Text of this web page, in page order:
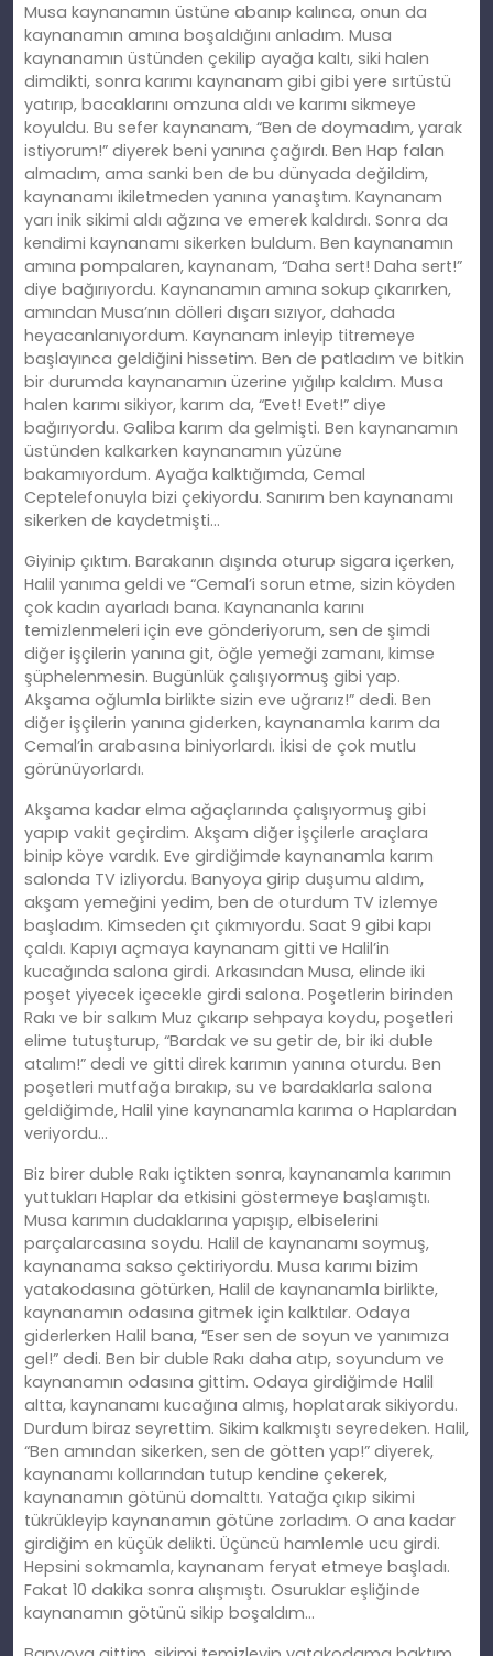
Musa kaynanamın üstüne abanıp kalınca, onun da
kaynanamın amına boşaldığını anladım. Musa
kaynanamın üstünden çekilip ayağa kaltı, siki halen
dimdikti, sonra karımı kaynanam gibi gibi yere sırtüstü
yatırıp, bacaklarını omzuna aldı ve karımı sikmeye
koyuldu. Bu sefer kaynanam, “Ben de doymadım, yarak
istiyorum!” diyerek beni yanına çağırdı. Ben Hap falan
almadım, ama sanki ben de bu dünyada değildim,
kaynanamı ikiletmeden yanına yanaştım. Kaynanam
yarı inik sikimi aldı ağzına ve emerek kaldırdı. Sonra da
kendimi kaynanamı sikerken buldum. Ben kaynanamın
amına pompalaren, kaynanam, “Daha sert! Daha sert!”
diye bağırıyordu. Kaynanamın amına sokup çıkarırken,
amından Musa’nın dölleri dışarı sızıyor, dahada
heyacanlanıyordum. Kaynanam inleyip titremeye
başlayınca geldiğini hissetim. Ben de patladım ve bitkin
bir durumda kaynanamın üzerine yığılıp kaldım. Musa
halen karımı sikiyor, karım da, “Evet! Evet!” diye
bağırıyordu. Galiba karım da gelmişti. Ben kaynanamın
üstünden kalkarken kaynanamın yüzüne
bakamıyordum. Ayağa kalktığımda, Cemal
Ceptelefonuyla bizi çekiyordu. Sanırım ben kaynanamı
sikerken de kaydetmişti…
Giyinip çıktım. Barakanın dışında oturup sigara içerken,
Halil yanıma geldi ve “Cemal’i sorun etme, sizin köyden
çok kadın ayarladı bana. Kaynananla karını
temizlenmeleri için eve gönderiyorum, sen de şimdi
diğer işçilerin yanına git, öğle yemeği zamanı, kimse
şüphelenmesin. Bugünlük çalışıyormuş gibi yap.
Akşama oğlumla birlikte sizin eve uğrarız!” dedi. Ben
diğer işçilerin yanına giderken, kaynanamla karım da
Cemal’in arabasına biniyorlardı. İkisi de çok mutlu
görünüyorlardı.
Akşama kadar elma ağaçlarında çalışıyormuş gibi
yapıp vakit geçirdim. Akşam diğer işçilerle araçlara
binip köye vardık. Eve girdiğimde kaynanamla karım
salonda TV izliyordu. Banyoya girip duşumu aldım,
akşam yemeğini yedim, ben de oturdum TV izlemye
başladım. Kimseden çıt çıkmıyordu. Saat 9 gibi kapı
çaldı. Kapıyı açmaya kaynanam gitti ve Halil’in
kucağında salona girdi. Arkasından Musa, elinde iki
poşet yiyecek içecekle girdi salona. Poşetlerin birinden
Rakı ve bir salkım Muz çıkarıp sehpaya koydu, poşetleri
elime tutuşturup, “Bardak ve su getir de, bir iki duble
atalım!” dedi ve gitti direk karımın yanına oturdu. Ben
poşetleri mutfağa bırakıp, su ve bardaklarla salona
geldiğimde, Halil yine kaynanamla karıma o Haplardan
veriyordu…
Biz birer duble Rakı içtikten sonra, kaynanamla karımın
yuttukları Haplar da etkisini göstermeye başlamıştı.
Musa karımın dudaklarına yapışıp, elbiselerini
parçalarcasına soydu. Halil de kaynanamı soymuş,
kaynanama sakso çektiriyordu. Musa karımı bizim
yatakodasına götürken, Halil de kaynanamla birlikte,
kaynanamın odasına gitmek için kalktılar. Odaya
giderlerken Halil bana, “Eser sen de soyun ve yanımıza
gel!” dedi. Ben bir duble Rakı daha atıp, soyundum ve
kaynanamın odasına gittim. Odaya girdiğimde Halil
altta, kaynanamı kucağına almış, hoplatarak sikiyordu.
Durdum biraz seyrettim. Sikim kalkmıştı seyredeken. Halil,
“Ben amından sikerken, sen de götten yap!” diyerek,
kaynanamı kollarından tutup kendine çekerek,
kaynanamın götünü domalttı. Yatağa çıkıp sikimi
tükrükleyip kaynanamın götüne zorladım. O ana kadar
girdiğim en küçük delikti. Üçüncü hamlemle ucu girdi.
Hepsini sokmamla, kaynanam feryat etmeye başladı.
Fakat 10 dakika sonra alışmıştı. Osuruklar eşliğinde
kaynanamın götünü sikip boşaldım…